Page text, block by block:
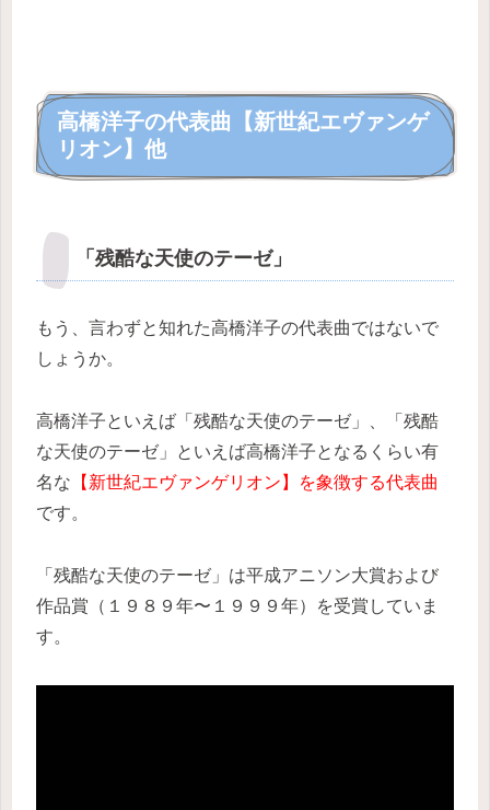
高橋洋子の代表曲【新世紀エヴァンゲ
リオン】他
「残酷な天使のテーゼ」
もう、言わずと知れた高橋洋子の代表曲ではないで
しょうか。
高橋洋子といえば「残酷な天使のテーゼ」、「残酷
な天使のテーゼ」といえば高橋洋子となるくらい有
名な 【新世紀エヴァンゲリオン】を象徴する代表曲
です。
「残酷な天使のテーゼ」は平成アニソン大賞および
作品賞（１９８９年〜１９９９年）を受賞していま
す。